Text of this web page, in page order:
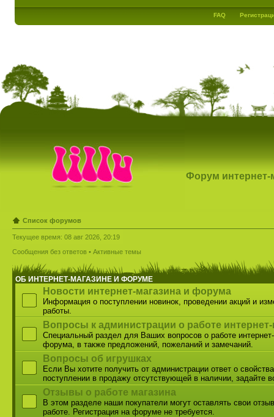
FAQ
Форум интернет-
Список форумов
Текущее время: 08 авг 2026, 20:19
Сообщения без ответов • Активные темы
ОБ ИНТЕРНЕТ-МАГАЗИНЕ И ФОРУМЕ
Новости интернет-магазина и форума
Информация о поступлении новинок, проведении акций и
работы.
Вопросы к администрации о работе интернет-
Специальный раздел для Ваших вопросов о работе
форума, в также предложений, пожеланий и замечаний.
Вопросы об игрушках
Если Вы хотите получить от администрации ответ о
поступлении в продажу отсутствующей в наличии, задайте
Отзывы о работе магазина
В этом разделе наши покупатели могут оставлять свои
работе. Регистрация на форуме не требуется.